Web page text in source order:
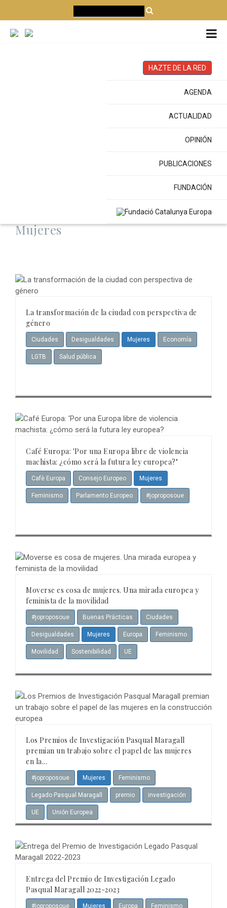
ENGLISH
HAZTE DE LA RED
AGENDA
ACTUALIDAD
OPINIÓN
PUBLICACIONES
FUNDACIÓN
Mujeres
La transformación de la ciudad con perspectiva de
género
Ciudades Desigualdades Mujeres Economía
LGTB Salud pública
Café Europa: 'Por una Europa libre de violencia
machista: ¿cómo será la futura ley europea?"
Cafè Europa Consejo Europeo Mujeres
Feminismo Parlamento Europeo #joproposoue
Moverse es cosa de mujeres. Una mirada europea y
feminista de la movilidad
#joproposoue Buenas Prácticas Ciudades
Desigualdades Mujeres Europa Feminismo
Movilidad Sostenibilidad UE
Los Premios de Investigación Pasqual Maragall
premian un trabajo sobre el papel de las mujeres
en la...
#joproposoue Mujeres Feminismo
Legado Pasqual Maragall premio investigación
UE Unión Europea
Entrega del Premio de Investigación Legado
Pasqual Maragall 2022-2023
#joproposoue Mujeres Europa Feminismo